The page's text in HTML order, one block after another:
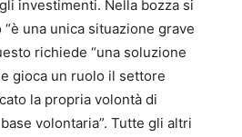
investimenti. Nella bozza si
una unica situazione grave
richiede “una soluzione
gioca un ruolo il settore
la propria volontà di
volontaria”. Tutte gli altri